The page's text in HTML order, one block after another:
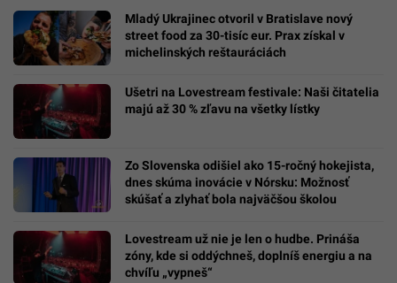
Mladý Ukrajinec otvoril v Bratislave nový
street food za 30-tisíc eur. Prax získal v
michelinských reštauráciách
Ušetri na Lovestream festivale: Naši čitatelia
majú až 30 % zľavu na všetky lístky
Zo Slovenska odišiel ako 15-ročný hokejista,
dnes skúma inovácie v Nórsku: Možnosť
skúšať a zlyhať bola najväčšou školou
Lovestream už nie je len o hudbe. Prináša
zóny, kde si oddýchneš, doplníš energiu a na
chvíľu „vypneš“